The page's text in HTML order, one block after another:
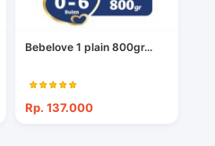
Bebelove 1 plain 800gr...
Rp. 137.000